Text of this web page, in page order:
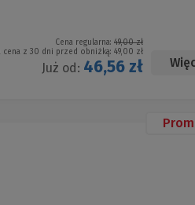
Cena regularna: 49,00 zł
cena z 30 dni przed obniżką: 49,00 zł
Już od: 46,56 zł